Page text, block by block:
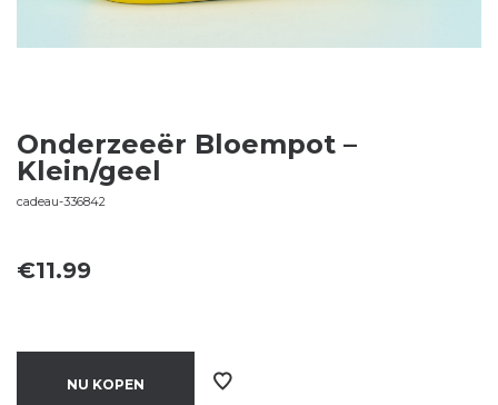
Onderzeeër Bloempot –
Klein/geel
cadeau-336842
€11.99
NU KOPEN